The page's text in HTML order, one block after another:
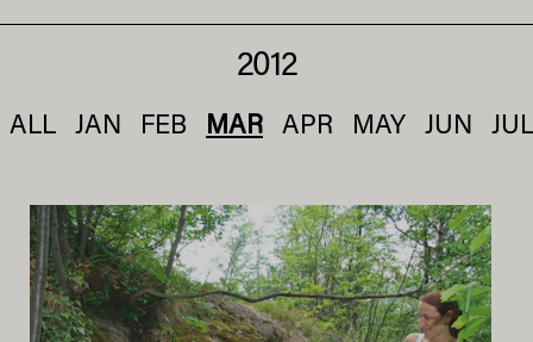
2012
ALL JAN FEB MAR APR MAY JUN JUL